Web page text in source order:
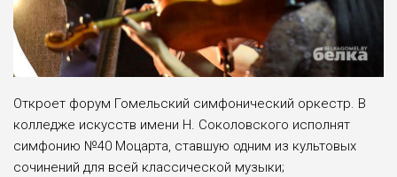
Откроет форум Гомельский симфонический оркестр. В
колледже искусств имени Н. Соколовского исполнят
симфонию №40 Моцарта, ставшую одним из культовых
сочинений для всей классической музыки;